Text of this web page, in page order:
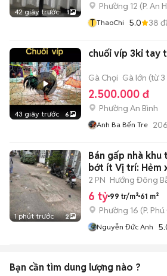
42 giây trước 1
Phường 12 (P. An
T ThaoChi 5.0 38
43 giây trước 6
chuối víp 3ki tay
Gà Chọi Gà lớn (từ
2.500.000 đ
Phường An Bình
Anh Ba Bến Tre 206
1 phút trước 2
Bán gấp nhà
bớt ít Vị trí:
2 PN Hướng Đông
6 tỷ 99 tr/m² 61 m²
Phường 16 (P.
Nguyễn Đức Anh
Bạn cần tìm dung lượng nào ?